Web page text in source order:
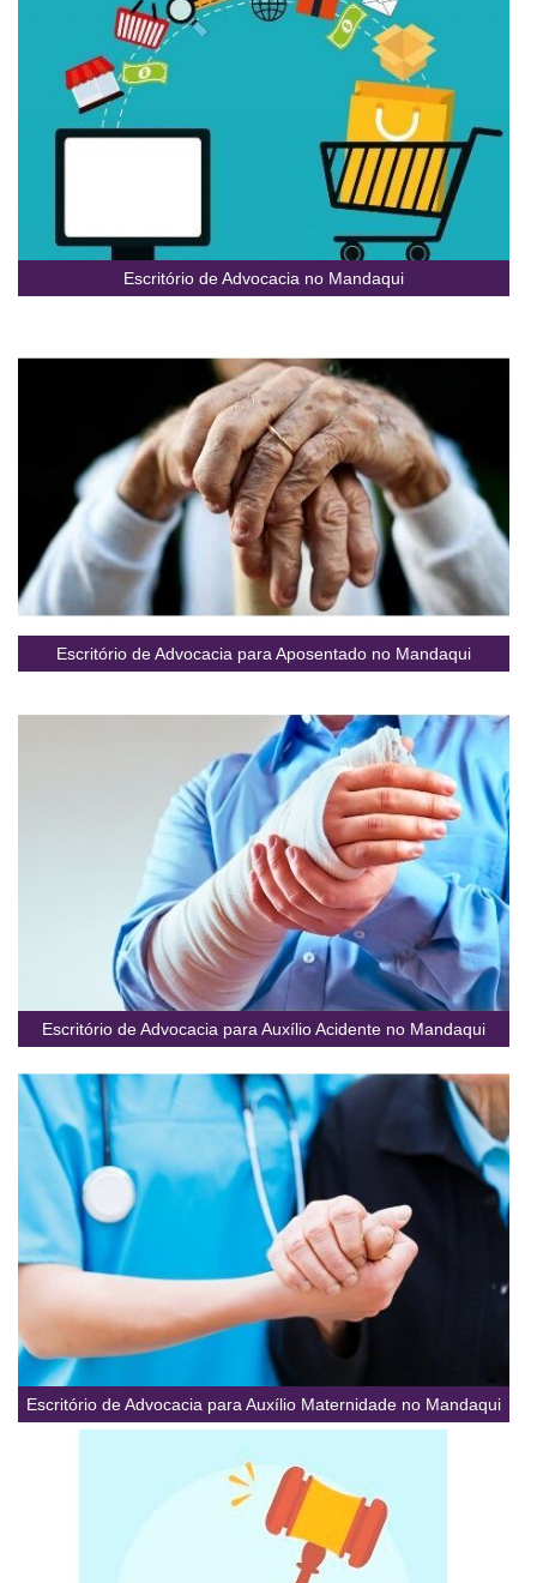
Escritório de Advocacia no Mandaqui
Escritório de Advocacia para Aposentado no Mandaqui
Escritório de Advocacia para Auxílio Acidente no Mandaqui
Escritório de Advocacia para Auxílio Maternidade no Mandaqui